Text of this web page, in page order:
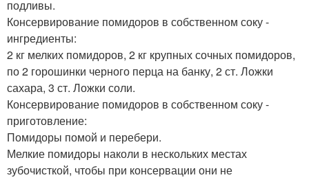
подливы.
Консервирование помидоров в собственном соку -
ингредиенты:
2 кг мелких помидоров, 2 кг крупных сочных помидоров,
по 2 горошинки черного перца на банку, 2 ст. Ложки
сахара, 3 ст. Ложки соли.
Консервирование помидоров в собственном соку -
приготовление:
Помидоры помой и перебери.
Мелкие помидоры наколи в нескольких местах
зубочисткой, чтобы при консервации они не